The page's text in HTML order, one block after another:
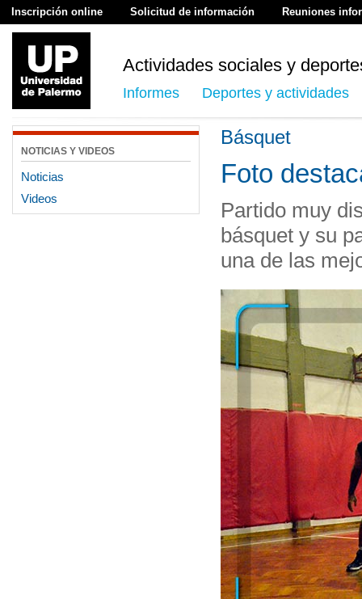
Inscripción online Solicitud de información Reuniones
Actividades sociales y
Informes Deportes y actividades
NOTICIAS Y VIDEOS
Noticias
Videos
Básquet
Foto
Partido muy
básquet y su
una de las